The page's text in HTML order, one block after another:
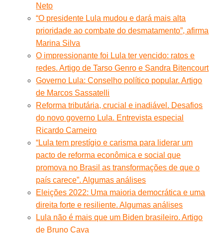
Neto
“O presidente Lula mudou e dará mais alta
prioridade ao combate do desmatamento”, afirma
Marina Silva
O impressionante foi Lula ter vencido: ratos e
redes. Artigo de Tarso Genro e Sandra Bitencourt
Governo Lula: Conselho político popular. Artigo
de Marcos Sassatelli
Reforma tributária, crucial e inadiável. Desafios
do novo governo Lula. Entrevista especial
Ricardo Carneiro
“Lula tem prestígio e carisma para liderar um
pacto de reforma econômica e social que
promova no Brasil as transformações de que o
país carece”. Algumas análises
Eleições 2022: Uma maioria democrática e uma
direita forte e resiliente. Algumas análises
Lula não é mais que um Biden brasileiro. Artigo
de Bruno Cava